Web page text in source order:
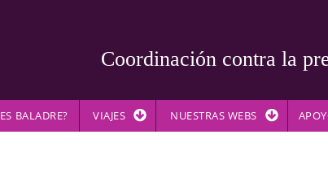
Coordinación contra la
BALADRE? VIAJES NUESTRAS WEBS